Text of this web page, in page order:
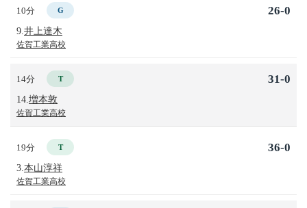
10分 G
9. 井上達木
佐賀工業高校
26-0
14分 T
14. 増本敦
佐賀工業高校
31-0
19分 T
3. 本山淳祥
佐賀工業高校
36-0